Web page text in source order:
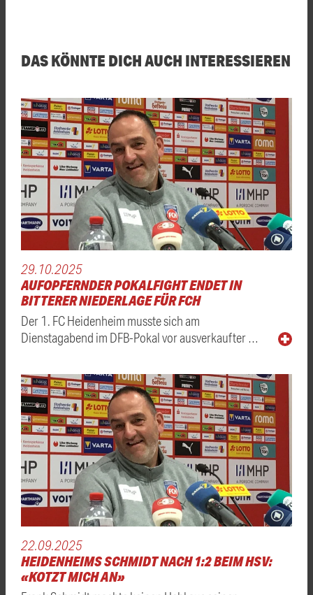
DAS KÖNNTE DICH AUCH INTERESSIEREN
29.10.2025
AUFOPFERNDER POKALFIGHT ENDET IN
BITTERER NIEDERLAGE FÜR FCH
Der 1. FC Heidenheim musste sich am
Dienstagabend im DFB-Pokal vor ausverkaufter …
22.09.2025
HEIDENHEIMS SCHMIDT NACH 1:2 BEIM HSV:
«KOTZT MICH AN»